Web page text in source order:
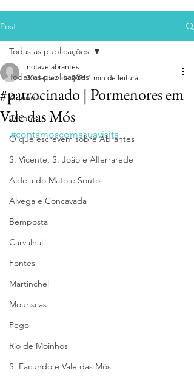
Post
Todas as publicações
Agenda
Olhares
O que escrevem sobre Abrantes
S. Vicente, S. João e Alferrarede
Aldeia do Mato e Souto
Alvega e Concavada
Bemposta
Carvalhal
Fontes
Martinchel
Mouriscas
Pego
Rio de Moinhos
S. Facundo e Vale das Mós
Todas as publicações
#patrocinado | Pormenores em
Vale das Mós
notavelabrantes
30 de dez. de 2021 1 min de leitura
#contamoscomasuavisita